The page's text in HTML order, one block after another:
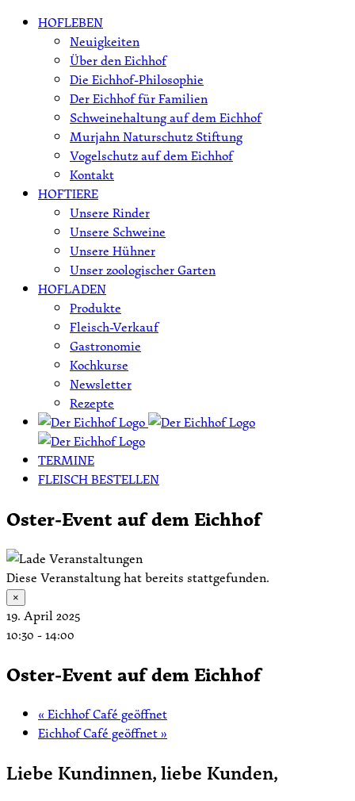
Skip HOFLEBEN
Neuigkeiten
Über den Eichhof
Die Eichhof-Philosophie
Der Eichhof für Familien
Schweinehaltung auf dem Eichhof
Murjahn Naturschutz Stiftung
Vogelschutz auf dem Eichhof
Kontakt
HOFTIERE
Unsere Rinder
Unsere Schweine
Unsere Hühner
Unser zoologischer Garten
HOFLADEN
Produkte
Fleisch-Verkauf
Gastronomie
Kochkurse
Newsletter
Rezepte
TERMINE
FLEISCH BESTELLEN
Oster-Event auf dem Eichhof
Diese Veranstaltung hat bereits stattgefunden.
×
19. April 2025
10:30 -14:00
Oster-Event auf dem Eichhof
« Eichhof Café geöffnet
Eichhof Café geöffnet»
Liebe Kundinnen, liebe Kunden,